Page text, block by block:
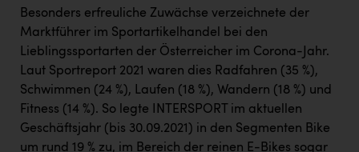
Besonders erfreuliche Zuwächse verzeichnete der
Marktführer im Sportartikelhandel bei den
Lieblingssportarten der Österreicher im Corona-Jahr.
Laut Sportreport 2021 waren dies Radfahren (35 %),
Schwimmen (24 %), Laufen (18 %), Wandern (18 %) und
Fitness (14 %). So legte INTERSPORT im aktuellen
Geschäftsjahr (bis 30.09.2021) in den Segmenten Bike
um rund 19 % zu, im Bereich der reinen E-Bikes sogar